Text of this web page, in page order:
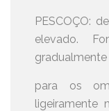
PESCOÇO:
elevado.
gradualmente
para os
ligeiramente